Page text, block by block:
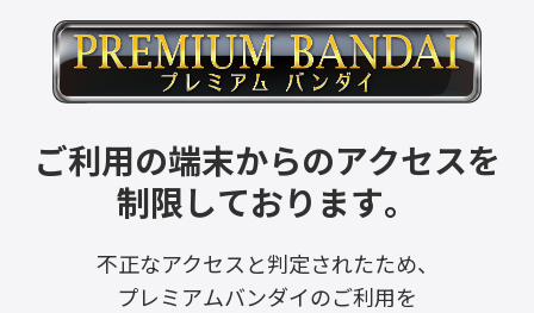
ご利用の端末からのアクセスを
制限しております。
不正なアクセスと判定されたため、
プレミアムバンダイのご利用を